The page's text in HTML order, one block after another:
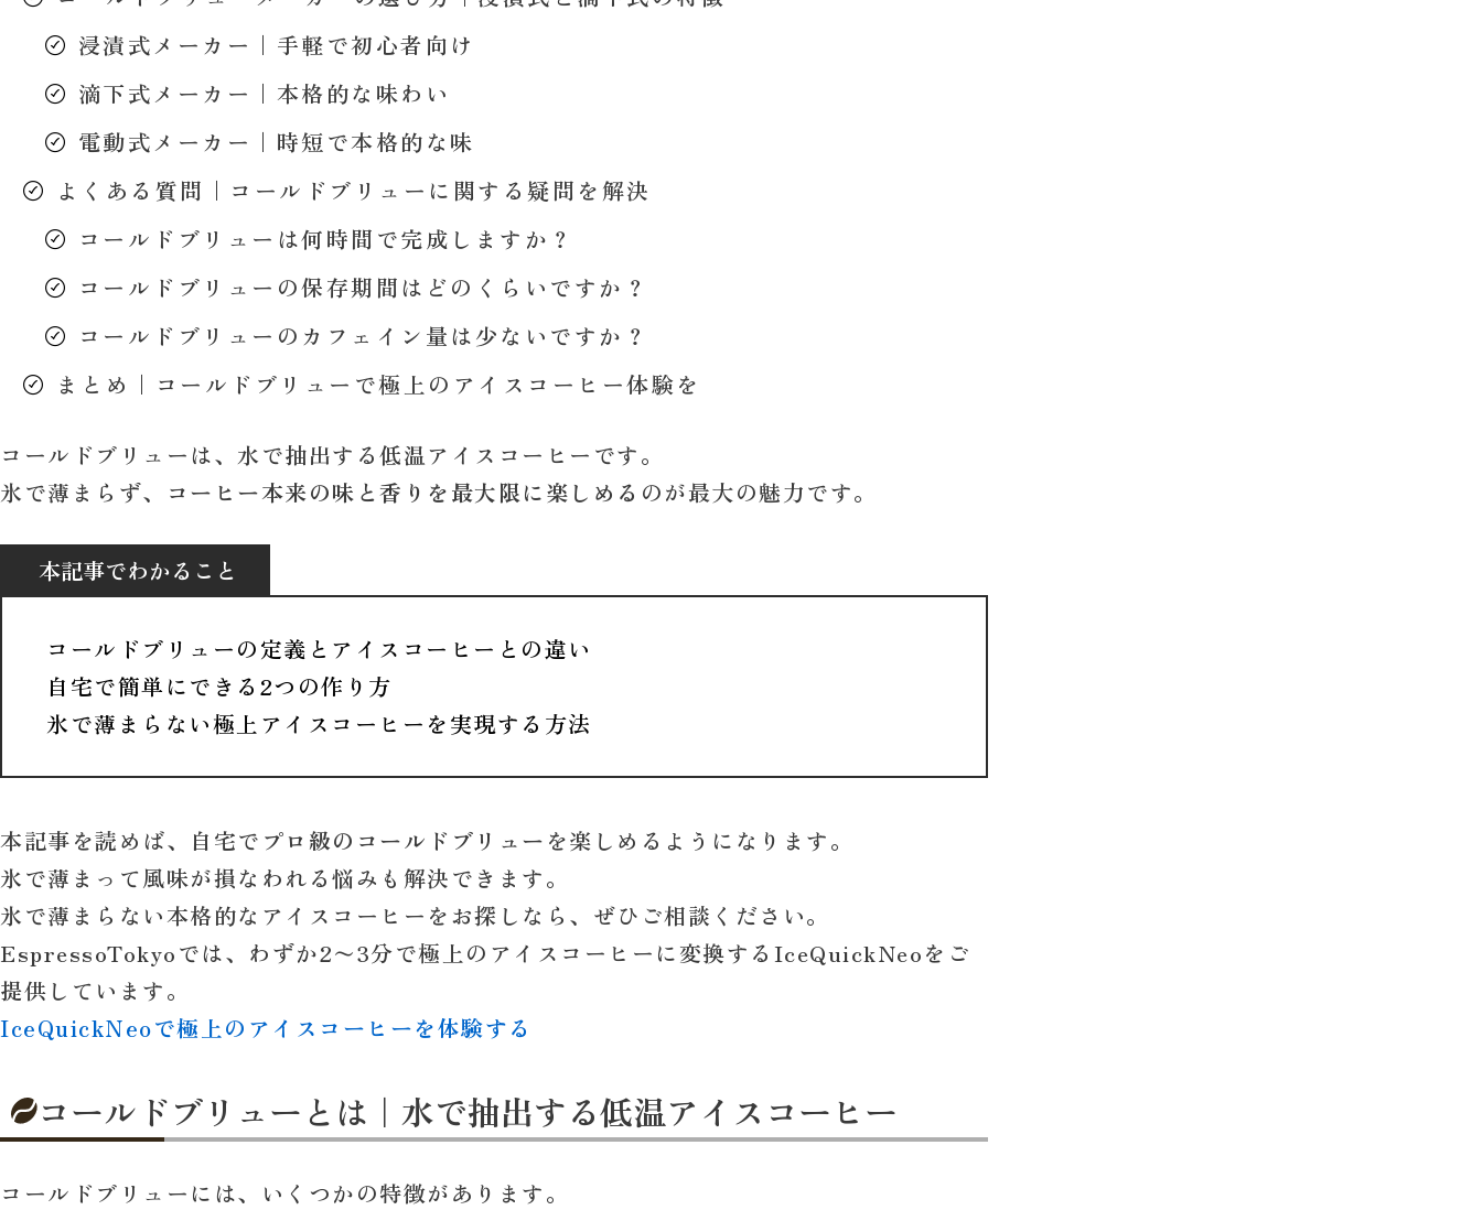
浸漬式メーカー｜手軽で初心者向け
滴下式メーカー｜本格的な味わい
電動式メーカー｜時短で本格的な味
よくある質問｜コールドブリューに関する疑問を解決
コールドブリューは何時間で完成しますか？
コールドブリューの保存期間はどのくらいですか？
コールドブリューのカフェイン量は少ないですか？
まとめ｜コールドブリューで極上のアイスコーヒー体験を
コールドブリューは、水で抽出する低温アイスコーヒーです。
氷で薄まらず、
コーヒー本来の味と香りを最大限に楽しめる のが最大の魅力です。
本記事でわかること
コールドブリューの定義とアイスコーヒーとの違い
自宅で簡単にできる2つの作り方
氷で薄まらない極上アイスコーヒーを実現する方法
本記事を読めば、自宅で プロ級のコールドブリュー を楽しめるようになります。
氷で薄まって風味が損なわれる悩みも解決できます。
氷で薄まらない本格的なアイスコーヒーをお探しなら、ぜひご相談ください。
EspressoTokyoでは、わずか2〜3分で極上のアイスコーヒーに変換するIceQuickNeoをご
提供しています。
IceQuickNeoで極上のアイスコーヒーを体験する
コールドブリューとは｜水で抽出する低温アイスコーヒー
コールドブリューには、いくつかの特徴があります。